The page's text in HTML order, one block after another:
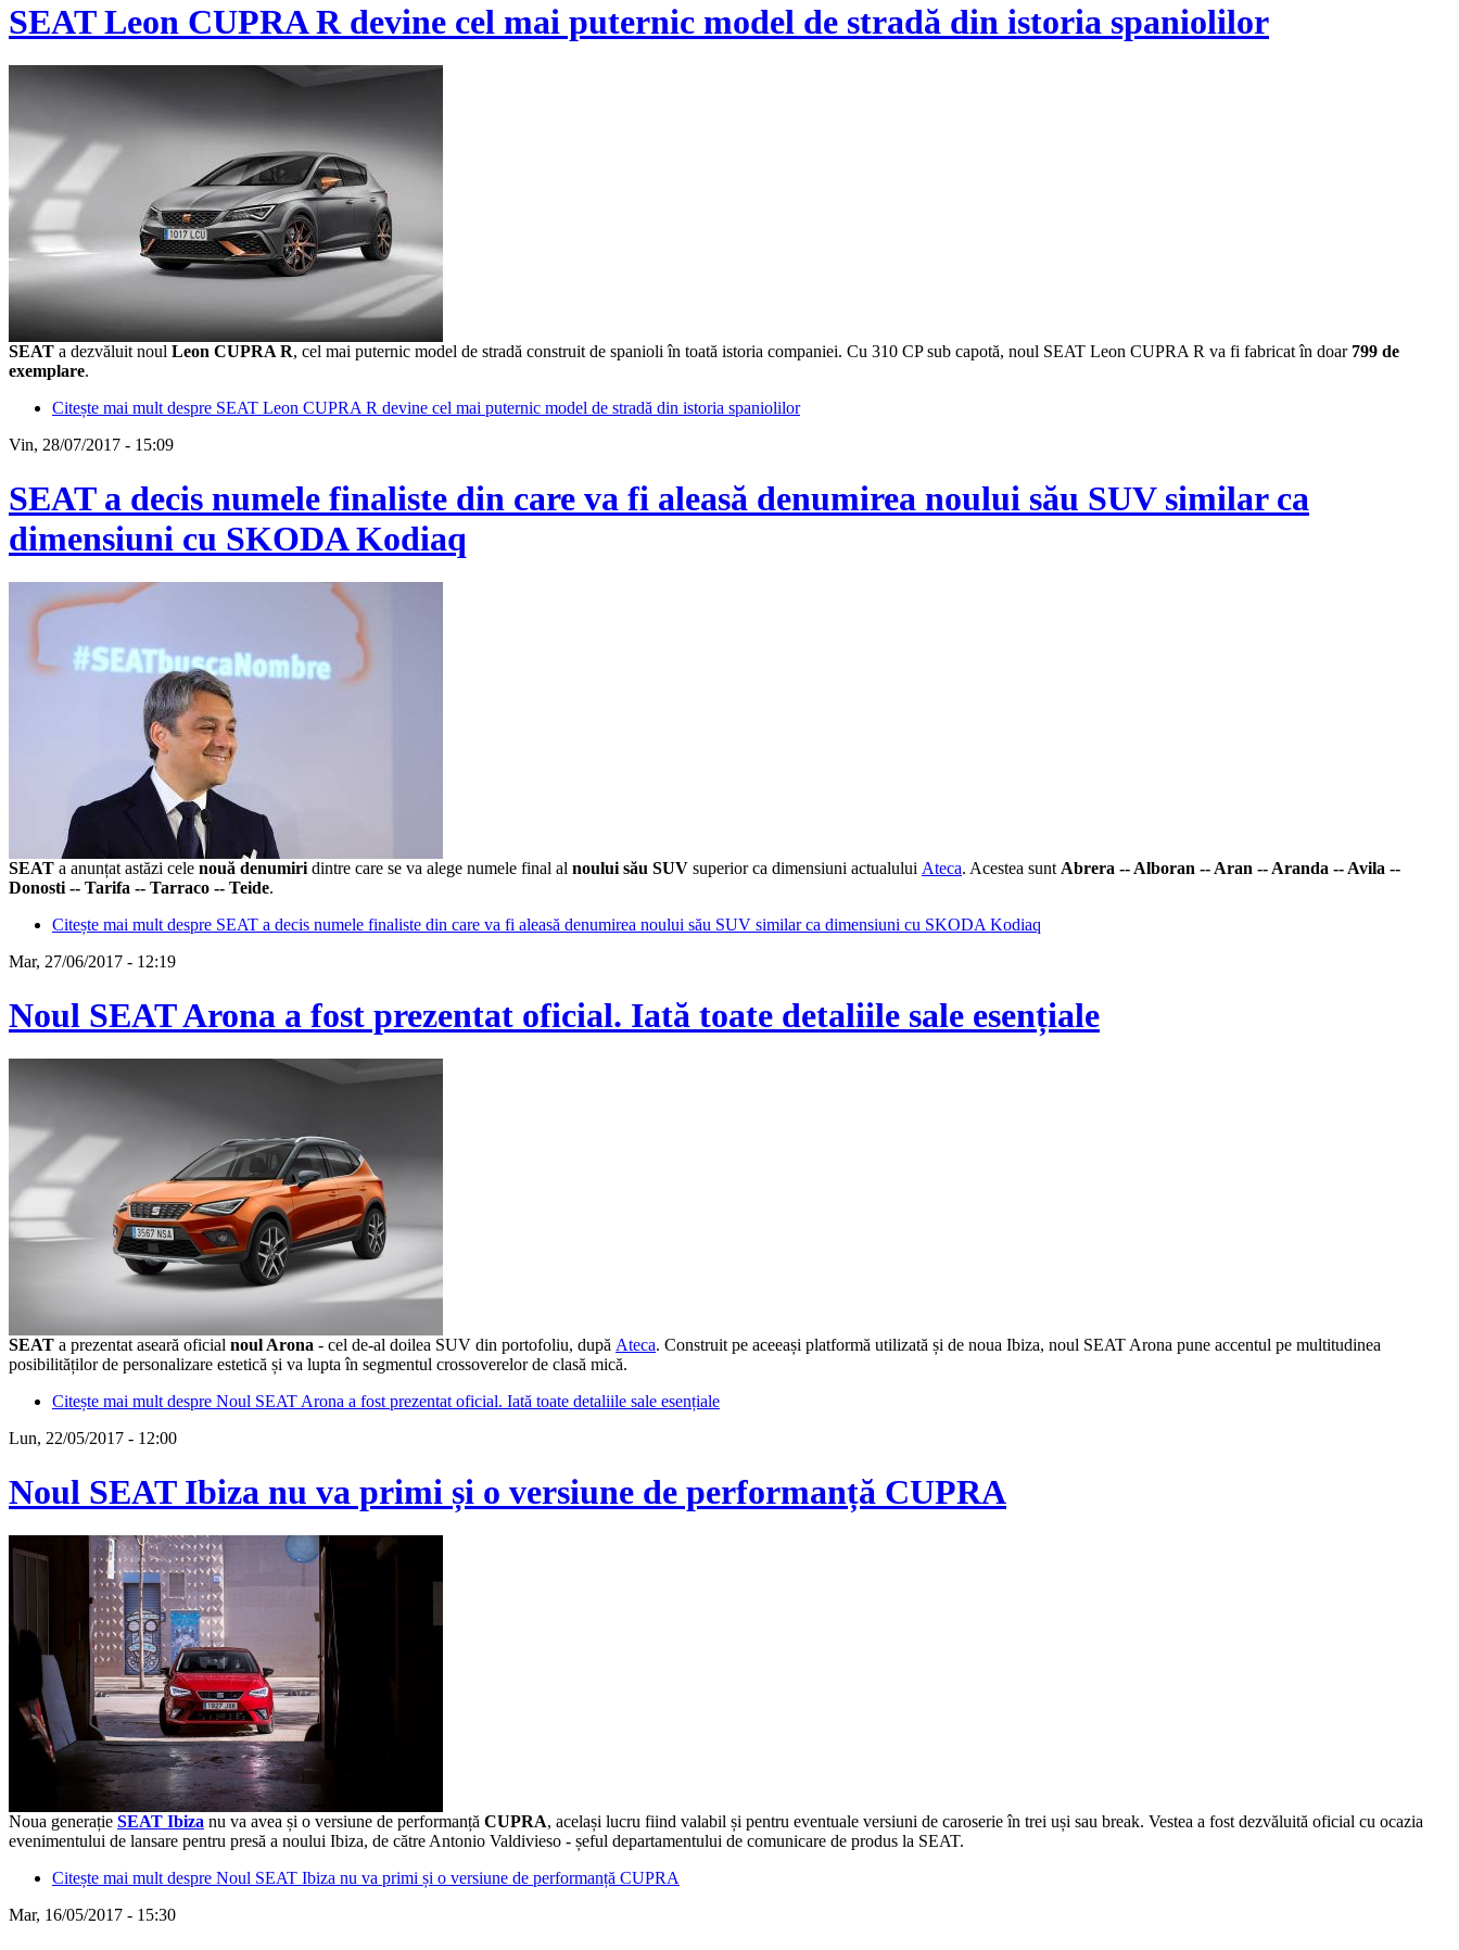
SEAT Leon CUPRA R devine cel mai puternic model de stradă din istoria spaniolilor
SEAT a dezvăluit noul Leon CUPRA R, cel mai puternic model de stradă construit de spanioli în toată istoria companiei. Cu 310 CP sub capotă, noul SEAT Leon CUPRA R va fi fabricat în doar 799 de
exemplare.
Citește mai mult despre SEAT Leon CUPRA R devine cel mai puternic model de stradă din istoria spaniolilor
Vin, 28/07/2017 - 15:09
SEAT a decis numele finaliste din care va fi aleasă denumirea noului său SUV similar ca
dimensiuni cu SKODA Kodiaq
SEAT a anunțat astăzi cele nouă denumiri dintre care se va alege numele final al noului său SUV superior ca dimensiuni actualului Ateca. Acestea sunt Abrera -- Alboran -- Aran -- Aranda -- Avila --
Donosti -- Tarifa -- Tarraco -- Teide.
Citește mai mult despre SEAT a decis numele finaliste din care va fi aleasă denumirea noului său SUV similar ca dimensiuni cu SKODA Kodiaq
Mar, 27/06/2017 - 12:19
Noul SEAT Arona a fost prezentat oficial. Iată toate detaliile sale esențiale
SEAT a prezentat aseară oficial noul Arona - cel de-al doilea SUV din portofoliu, după Ateca. Construit pe aceeași platformă utilizată și de noua Ibiza, noul SEAT Arona pune accentul pe multitudinea
posibilităților de personalizare estetică și va lupta în segmentul crossoverelor de clasă mică.
Citește mai mult despre Noul SEAT Arona a fost prezentat oficial. Iată toate detaliile sale esențiale
Lun, 22/05/2017 - 12:00
Noul SEAT Ibiza nu va primi și o versiune de performanță CUPRA
Noua generație SEAT Ibiza nu va avea și o versiune de performanță CUPRA, același lucru fiind valabil și pentru eventuale versiuni de caroserie în trei uși sau break. Vestea a fost dezvăluită oficial cu ocazia
evenimentului de lansare pentru presă a noului Ibiza, de către Antonio Valdivieso - șeful departamentului de comunicare de produs la SEAT.
Citește mai mult despre Noul SEAT Ibiza nu va primi și o versiune de performanță CUPRA
Mar, 16/05/2017 - 15:30